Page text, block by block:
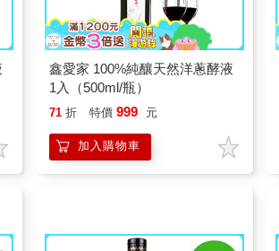
鑫愛家 100%純釀天然洋蔥酵液
1入（500ml/瓶）
71 折 特價 999 元
加入購物車